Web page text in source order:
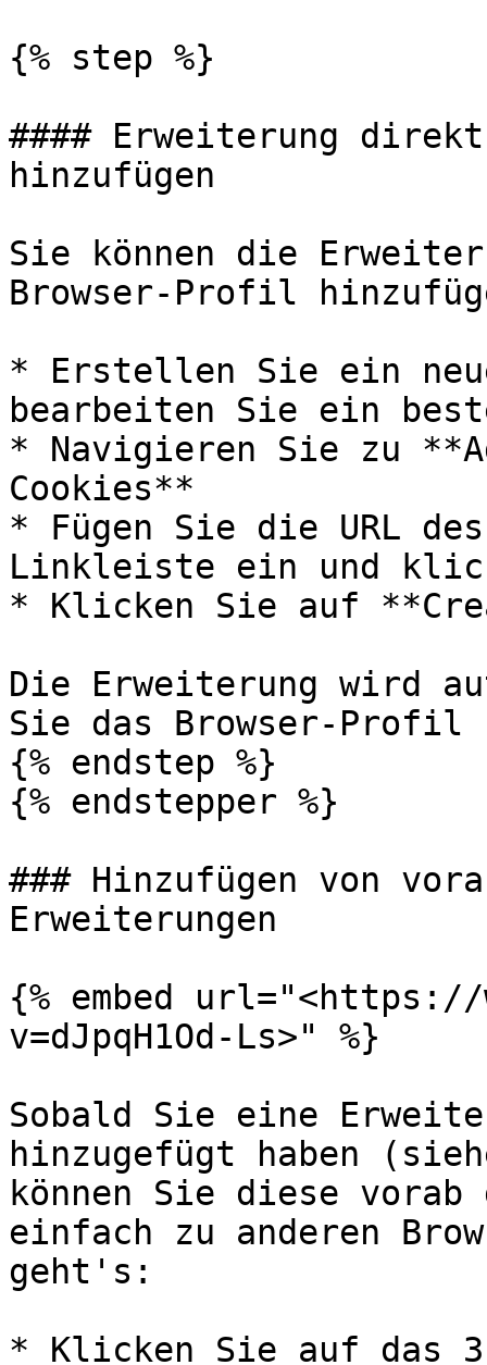
{% step %}
#### Erweiterung
hinzufügen
Sie können die
Browser-Profil
* Erstellen Sie ein
bearbeiten Sie ein
* Navigieren Sie zu
Cookies**
* Fügen Sie die URL
Linkleiste ein und
* Klicken Sie auf
Die Erweiterung wird
Sie das Browser-Profil
{% endstep %}
{% endstepper %}
### Hinzufügen von
Erweiterungen
{% embed url="<https://
v=dJpqH1Od-Ls>" %}
Sobald Sie eine
hinzugefügt haben
können Sie diese
einfach zu anderen
geht's:
* Klicken Sie auf das 3-